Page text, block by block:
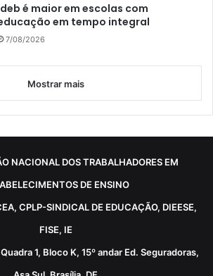
é maior em escolas com
em tempo integral
7/08/2026
Mostrar mais
NACIONAL DOS TRABALHADORES EM
DE ENSINO
CPLP-SINDICAL DE EDUCAÇÃO, DIEESE,
FISE, IE
1, Bloco K, 15º andar Ed. Seguradoras,